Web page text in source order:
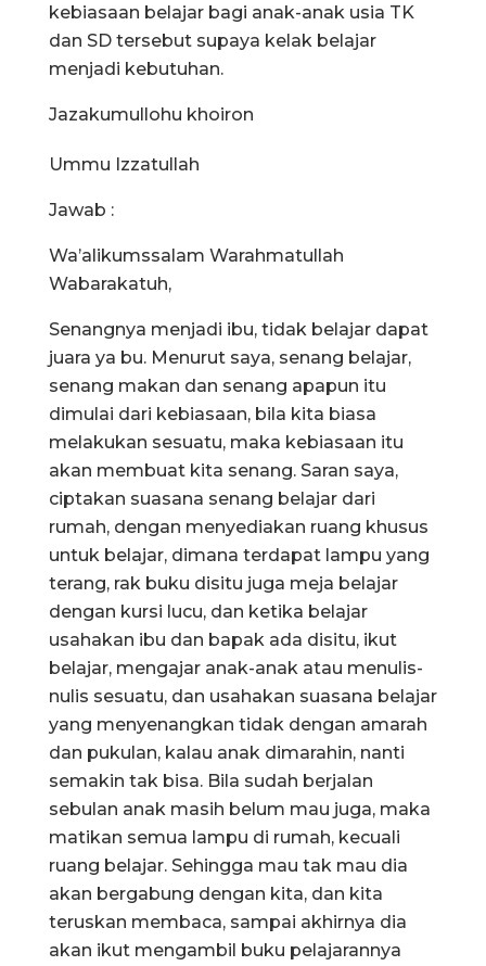
kebiasaan belajar bagi anak-anak usia TK
dan SD tersebut supaya kelak belajar
menjadi kebutuhan.
Jazakumullohu khoiron
Ummu Izzatullah
Jawab :
Wa’alikumssalam Warahmatullah
Wabarakatuh,
Senangnya menjadi ibu, tidak belajar dapat
juara ya bu. Menurut saya, senang belajar,
senang makan dan senang apapun itu
dimulai dari kebiasaan, bila kita biasa
melakukan sesuatu, maka kebiasaan itu
akan membuat kita senang. Saran saya,
ciptakan suasana senang belajar dari
rumah, dengan menyediakan ruang khusus
untuk belajar, dimana terdapat lampu yang
terang, rak buku disitu juga meja belajar
dengan kursi lucu, dan ketika belajar
usahakan ibu dan bapak ada disitu, ikut
belajar, mengajar anak-anak atau menulis-
nulis sesuatu, dan usahakan suasana belajar
yang menyenangkan tidak dengan amarah
dan pukulan, kalau anak dimarahin, nanti
semakin tak bisa. Bila sudah berjalan
sebulan anak masih belum mau juga, maka
matikan semua lampu di rumah, kecuali
ruang belajar. Sehingga mau tak mau dia
akan bergabung dengan kita, dan kita
teruskan membaca, sampai akhirnya dia
akan ikut mengambil buku pelajarannya